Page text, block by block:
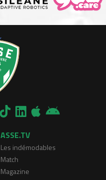
ASSE.TV
Les indémodables
Match
Magazine